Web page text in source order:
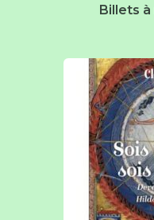
Billets